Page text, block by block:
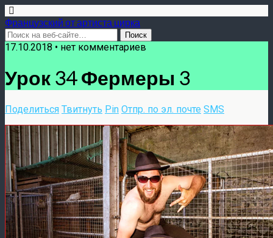
Французский от артиста цирка
17.10.2018 • нет комментариев
Урок 34 Фермеры 3
Поделиться Твитнуть Pin Отпр. по эл. почте SMS